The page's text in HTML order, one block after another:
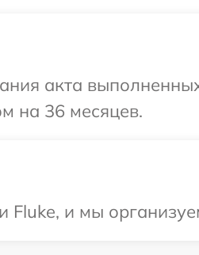
акта
на 36 месяцев.
и мы